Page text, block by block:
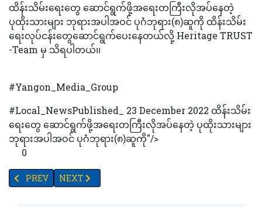
ထိန်းသိမ်းရေးတွေ ဆောင်ရွက်ဖို့အရေးတကြီးလိုအပ်နေတဲ့
ပုထိုးသားများ ဘုရားအပါအဝင် ပုဂံဘုရား(၈)ဆူကို ထိန်းသိမ်း
ရေးလုပ်ငန်းတွေဆောင်ရွက်ပေးနေတယ်လို့ Heritage TRUST
-Team မှ သိရပါတယ်၊၊
#Yangon_Media_Group
#Local_NewsPublished_ 23 December 2022 ထိန်းသိမ်း
ရေးတွေ ဆောင်ရွက်ဖို့အရေးတကြီးလိုအပ်နေတဲ့ ပုထိုးသားများ
ဘုရားအပါအဝင် ပုဂံဘုရား(၈)ဆူကို"/>
0
PREVIOUS ARTICLE: ယခုနှစ်ခရီးသွားရာသီတွင် ကမ်းခြေသို့အမ
PREV NEXT ARTICLE: နိုင်ငံခြားဖြစ်ဆေးဝါးများ ဈေးဆ
NEXT